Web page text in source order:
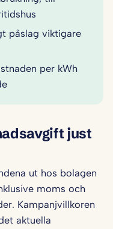
påslag viktigare
per kWh
just
ut hos bolagen
moms och
Kampanjvillkoren
aktuella